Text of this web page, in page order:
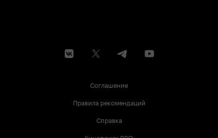
Соглашение
Правила рекомендаций
Справка